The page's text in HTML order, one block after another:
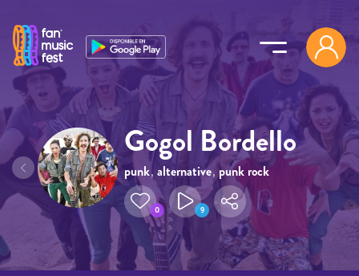
Gogol Bordello
punk, alternative, punk rock
0 9